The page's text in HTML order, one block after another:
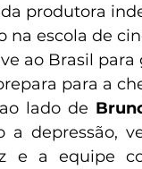
produtora
na escola de
ao Brasil
para a
lado de
depressão,
e a equipe